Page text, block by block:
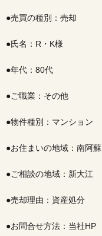
容
ご提
た解
4.
営業
て大
要点
●売買の種別：売却
●氏名：R・K様
●年代：80代
●ご職業：その他
●物件種別：マンション
●お住まいの地域：南阿蘇
●ご相談の地域：新大江
●売却理由：資産処分
●お問合せ方法：当社HP